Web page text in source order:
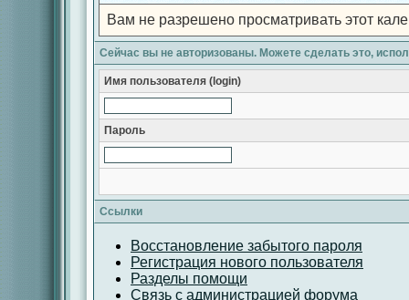
Вам не разрешено просматривать этот
Сейчас вы не авторизованы. Можете сделать это,
Имя пользователя (login)
Пароль
Ссылки
Восстановление забытого пароля
Регистрация нового пользователя
Разделы помощи
Связь с администрацией форума